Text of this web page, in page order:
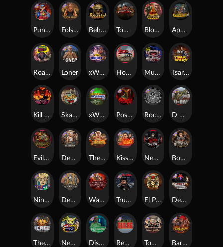
Nexus Blood & Shadow
Kill Em All
Blood Diamond
Tsar Wars
Home of the Brave
Tombstone Slaughter
Munchies
Skate or Die
Apocalypse Super xNudge
Punk Rocker 2
Deadwood R.I.P
Beheaded
Nexus Outsourced
Loner
Tombstone No Mercy
Folsom Prison
Roadkill
Kiss My Chainsaw
Rock Bottom
The Cage
xWays Hoarder 2
Nine To Five
Bounty Hunters xNudge®
El Pasa Gunfight xNudge
Warrior Graveyard xNudge
Barbarian Fury
Devil's Crossroad
Evil Goblins xBomb
Possessed
Deadwood xNudge
Disturbed
True Grit Redemption
xWays Hoarder xSplit
Remember Gulag
D Day
The Border